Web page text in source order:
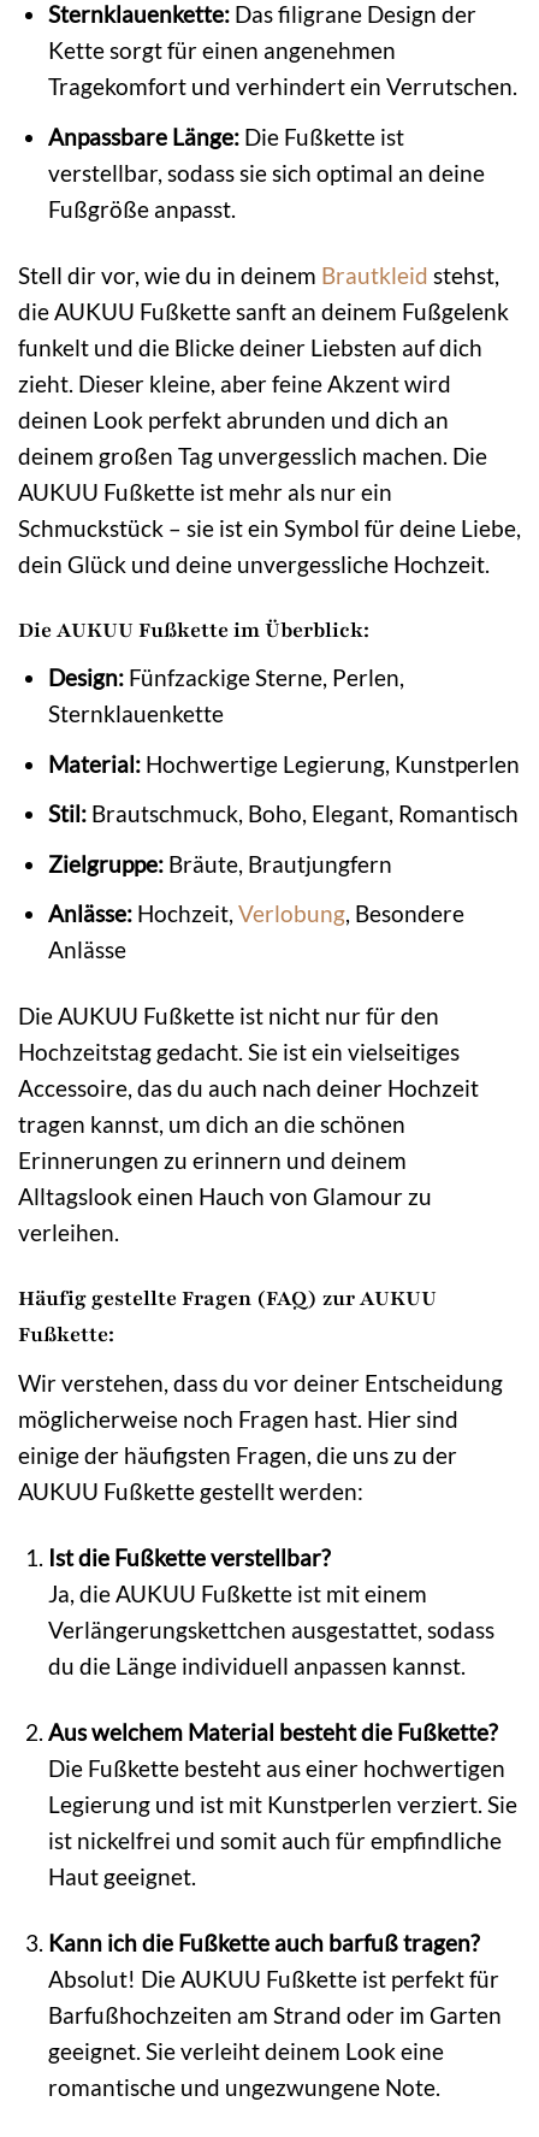
Sternklauenkette:Das filigrane Design der
Kette sorgt für einen angenehmen
Tragekomfort und verhindert ein Verrutschen.
Anpassbare Länge:Die Fußkette ist
verstellbar, sodass sie sich optimal an deine
Fußgröße anpasst.
Stell dir vor, wie du in deinem Brautkleid stehst,
die AUKUU Fußkette sanft an deinem Fußgelenk
funkelt und die Blicke deiner Liebsten auf dich
zieht. Dieser kleine, aber feine Akzent wird
deinen Look perfekt abrunden und dich an
deinem großen Tag unvergesslich machen. Die
AUKUU Fußkette ist mehr als nur ein
Schmuckstück – sie ist ein Symbol für deine Liebe,
dein Glück und deine unvergessliche Hochzeit.
Die AUKUU Fußkette im Überblick:
Design:Fünfzackige Sterne, Perlen,
Sternklauenkette
Material:Hochwertige Legierung, Kunstperlen
Stil:Brautschmuck, Boho, Elegant, Romantisch
Zielgruppe:Bräute, Brautjungfern
Anlässe:Hochzeit, Verlobung, Besondere
Anlässe
Die AUKUU Fußkette ist nicht nur für den
Hochzeitstag gedacht. Sie ist ein vielseitiges
Accessoire, das du auch nach deiner Hochzeit
tragen kannst, um dich an die schönen
Erinnerungen zu erinnern und deinem
Alltagslook einen Hauch von Glamour zu
verleihen.
Häufig gestellte Fragen (FAQ) zur AUKUU
Fußkette:
Wir verstehen, dass du vor deiner Entscheidung
möglicherweise noch Fragen hast. Hier sind
einige der häufigsten Fragen, die uns zu der
AUKUU Fußkette gestellt werden:
Ist die Fußkette verstellbar?
Ja, die AUKUU Fußkette ist mit einem
Verlängerungskettchen ausgestattet, sodass
du die Länge individuell anpassen kannst.
Aus welchem Material besteht die Fußkette?
Die Fußkette besteht aus einer hochwertigen
Legierung und ist mit Kunstperlen verziert. Sie
ist nickelfrei und somit auch für empfindliche
Haut geeignet.
Kann ich die Fußkette auch barfuß tragen?
Absolut! Die AUKUU Fußkette ist perfekt für
Barfußhochzeiten am Strand oder im Garten
geeignet. Sie verleiht deinem Look eine
romantische und ungezwungene Note.